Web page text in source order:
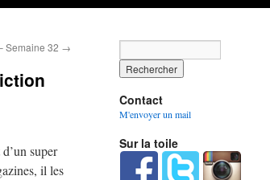
Semaine 32 →
super
il les
Contact
M'envoyer un mail
Sur la toile